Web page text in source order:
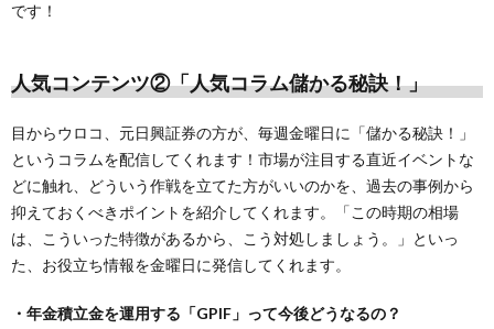
です！
人気コンテンツ②「人気コラム儲かる秘訣！」
目からウロコ、元日興証券の方が、毎週金曜日に「儲かる秘訣！」
というコラムを配信してくれます！市場が注目する直近イベントな
どに触れ、どういう作戦を立てた方がいいのかを、過去の事例から
抑えておくべきポイントを紹介してくれます。「この時期の相場
は、こういった特徴があるから、こう対処しましょう。」といっ
た、お役立ち情報を金曜日に発信してくれます。
・年金積立金を運用する「GPIF」って今後どうなるの？